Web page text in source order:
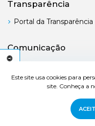
Este site usa cookies para
site. Conheça a
A
Transparência
Portal da Transparência
Comunicação
© 2026 Prefeitura de